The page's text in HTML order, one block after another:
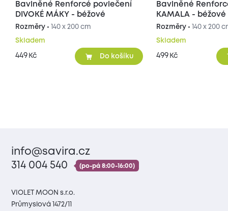
Bavlněné Renforcé povlečení
DIVOKÉ MÁKY - béžové
Rozměry • 140 x 200 cm
Skladem
449 Kč Do košíku
Bavlněné
KAMALA - béžové
Rozměry • 140 x 200
Skladem
499 Kč
info@savira.cz
314 004 540
(po-pá 8:00-16:00)
VIOLET MOON s.r.o.
Průmyslová 1472/11